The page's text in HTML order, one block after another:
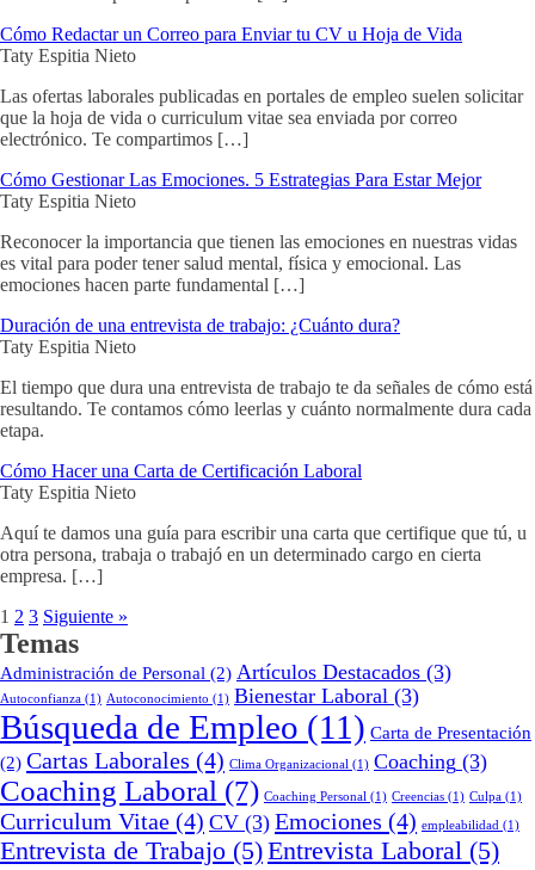
Cómo Redactar un Correo para Enviar tu CV u Hoja de Vida
Taty Espitia Nieto
Las ofertas laborales publicadas en portales de empleo suelen solicitar
que la hoja de vida o curriculum vitae sea enviada por correo
electrónico. Te compartimos […]
Cómo Gestionar Las Emociones. 5 Estrategias Para Estar Mejor
Taty Espitia Nieto
Reconocer la importancia que tienen las emociones en nuestras vidas
es vital para poder tener salud mental, física y emocional. Las
emociones hacen parte fundamental […]
Duración de una entrevista de trabajo: ¿Cuánto dura?
Taty Espitia Nieto
El tiempo que dura una entrevista de trabajo te da señales de cómo está
resultando. Te contamos cómo leerlas y cuánto normalmente dura cada
etapa.
Cómo Hacer una Carta de Certificación Laboral
Taty Espitia Nieto
Aquí te damos una guía para escribir una carta que certifique que tú, u
otra persona, trabaja o trabajó en un determinado cargo en cierta
empresa. […]
1 2 3 Siguiente »
Temas
Administración de Personal (2) Artículos Destacados (3)
Autoconfianza (1) Autoconocimiento (1) Bienestar Laboral (3)
Búsqueda de Empleo (11) Carta de Presentación
(2) Cartas Laborales (4) Clima Organizacional (1) Coaching (3)
Coaching Laboral (7) Coaching Personal (1) Creencias (1) Culpa (1)
Curriculum Vitae (4) CV (3) Emociones (4) empleabilidad (1)
Entrevista de Trabajo (5)Entrevista Laboral (5)